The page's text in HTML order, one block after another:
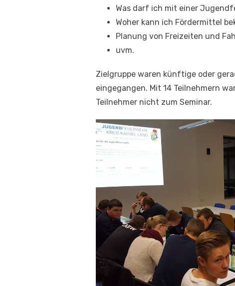
Was darf ich mit einer
Woher kann ich Fördermittel
Planung von Freizeiten und
uvm.
Zielgruppe waren künftige oder
eingegangen. Mit 14 Teilnehmern
Teilnehmer nicht zum Seminar.